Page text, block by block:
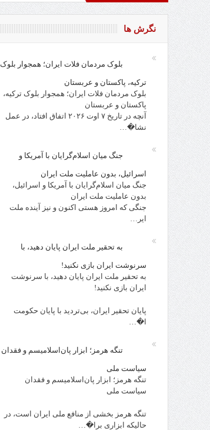
و نقد از افراد، احزاب، حکام و مقدسات!
نگرش ها
بلوک مردمان فلات ایران؛ همجوار بلوک
ترکیه، پاکستان و عربستان
بلوک مردمان فلات ایران؛ همجوار بلوک ترکیه،
پاکستان و عربستان
آنچه در تاریخ ۷ اوت ۲۰۲۶ اتفاق افتاد، در عمل
نشا�…
جنگ میان اسلام‌گرایان با آمریکا و
اسرائیل، بدون عاملیت ملت ایران
جنگ میان اسلام‌گرایان با آمریکا و اسرائیل،
بدون عاملیت ملت ایران
جنگی که امروز هستی اکنون و نیز آینده ملت
ایر…
به تحقیر ملت ایران پایان دهید، با
سرنوشت ایران بازی نکنید!
به تحقیر ملت ایران پایان دهید، با سرنوشت
ایران بازی نکنید!
پایان تحقیر ایران، بی‌تردید با پایان حکومت
ا�…
تنگه هرمز؛ ابزار پان‌اسلامیسم و فقدان
سیاست ملی
تنگه هرمز؛ ابزار پان‌اسلامیسم و فقدان
سیاست ملی
تنگه هرمز بخشی از منافع ملی ایران است، در
حالیکه ابزاری برا�…